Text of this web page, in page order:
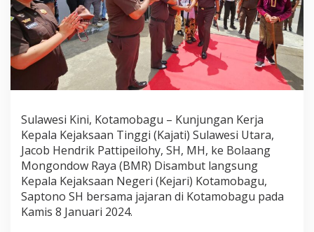
K
a
j
a
S
l
u
E
v
a
l
Sulawesi Kini, Kotamobagu – Kunjungan Kerja
Kepala Kejaksaan Tinggi (Kajati) Sulawesi Utara,
Jacob Hendrik Pattipeilohy, SH, MH, ke Bolaang
Mongondow Raya (BMR) Disambut langsung
Kepala Kejaksaan Negeri (Kejari) Kotamobagu,
Saptono SH bersama jajaran di Kotamobagu pada
Kamis 8 Januari 2024.